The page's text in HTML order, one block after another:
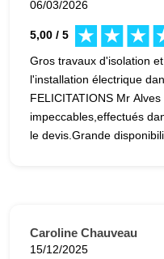
06/03/2026
5,00 / 5
Gros travaux d'isolation
l'installation électrique
FELICITATIONS Mr
impeccables,effectués
le devis.Grande
Caroline Chauveau
15/12/2025